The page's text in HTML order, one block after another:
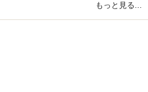
もっと見る...